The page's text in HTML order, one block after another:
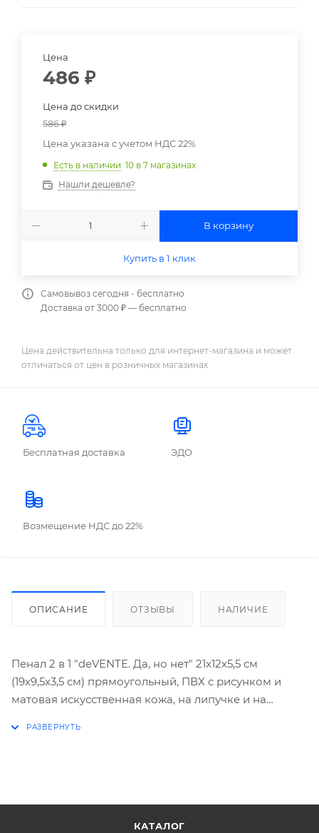
Цена
486 ₽
Цена до скидки
586₽
Цена указана с учетом НДС 22%
Есть в наличии: 10 в 7 магазинах
Нашли дешевле?
В корзину
Купить в 1 клик
Самовывоз сегодня - бесплатно
Доставка от 3000 ₽ — бесплатно
Цена действительна только для интернет-магазина и может
отличаться от цен в розничных магазинах
Бесплатная доставка ЭДО
Возмещение НДС до 22%
ОПИСАНИЕ ОТЗЫВЫ НАЛИЧИЕ
Пенал 2 в 1 "deVENTE. Да, но нет" 21x12x5,5 см
(19x9,5x3,5 см) прямоугольный, ПВХ с рисунком и
матовая искусственная кожа, на липучке и на
КАТАЛОГ